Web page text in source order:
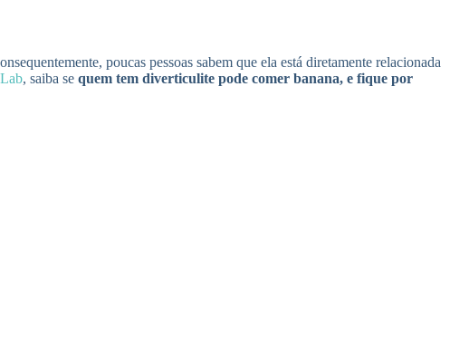
poucas pessoas sabem que ela está diretamente relacionada
, saiba se quem tem diverticulite pode comer banana, e fique por